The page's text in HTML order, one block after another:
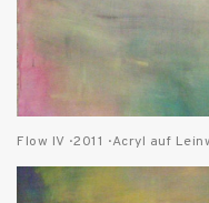
Flow IV · 2011 · Acryl auf